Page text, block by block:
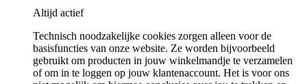
Altijd actief
Technisch noodzakelijke cookies zorgen alleen voor de
basisfuncties van onze website. Ze worden bijvoorbeeld
gebruikt om producten in jouw winkelmandje te verzamelen
of om in te loggen op jouw klantenaccount. Het is voor ons